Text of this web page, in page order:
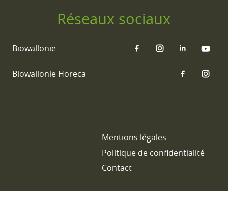
Réseaux sociaux
Biowallonie
Biowallonie Horeca
Mentions légales
Politique de confidentialité
Contact